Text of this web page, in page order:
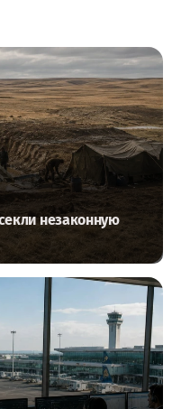
незаконную